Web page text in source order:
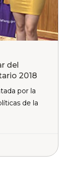
del
2018
por la
de la